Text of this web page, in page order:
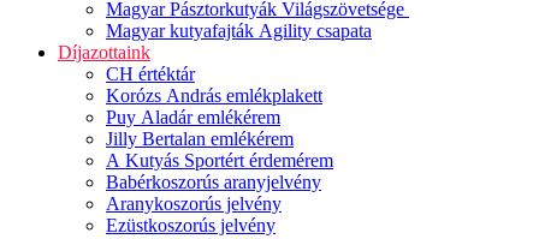
Magyar Pásztorkutyák Világszövetsége
Magyar kutyafajták Agility csapata
Díjazottaink
CH értéktár
Korózs András emlékplakett
Puy Aladár emlékérem
Jilly Bertalan emlékérem
A Kutyás Sportért érdemérem
Babérkoszorús aranyjelvény
Aranykoszorús jelvény
Ezüstkoszorús jelvény